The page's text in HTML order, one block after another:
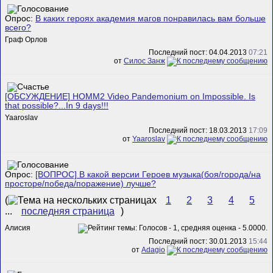
Опрос: В каких героях академия магов понравилась вам больше
всего?
Граф Орлов
Последний пост: 04.04.2013 07:21
от Силос Занж
[ОБСУЖДЕНИЕ] HOMM2 Video Pandemonium on Impossible. Is
that possible?...In 9 days!!!
Yaaroslav
Последний пост: 18.03.2013 17:09
от Yaaroslav
Опрос: [ВОПРОС] В какой версии Героев музыка(боя/города/на
просторе/победа/поражение) лучше?
( 1 2 3 4
5
...
последняя страница )
Алисия
Последний пост: 30.01.2013 15:44
от Adagio